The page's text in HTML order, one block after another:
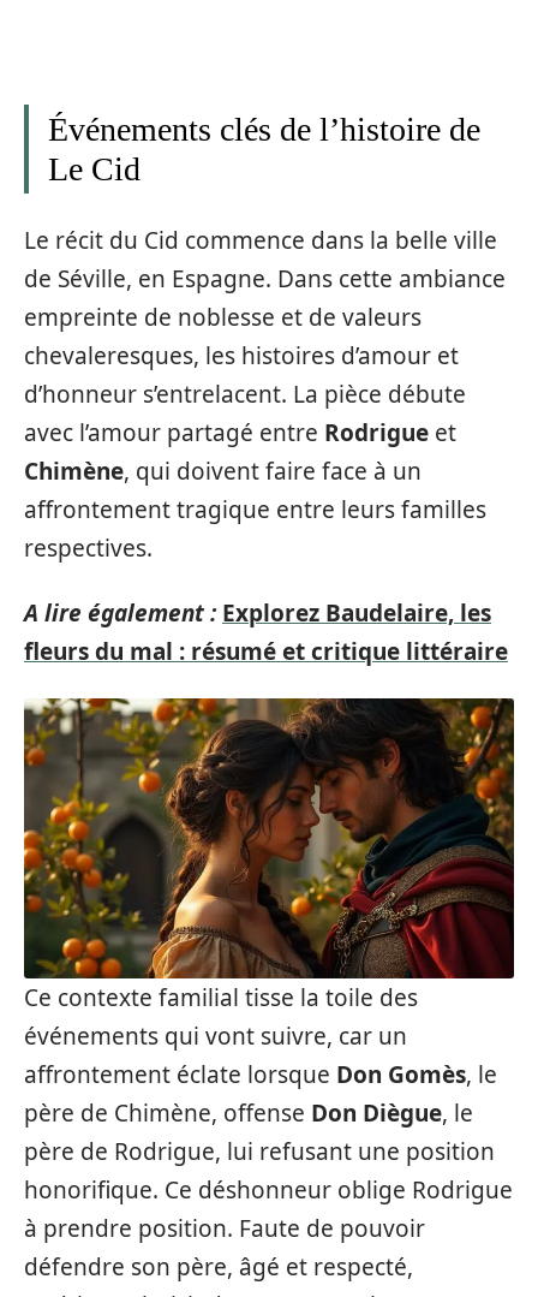
Événements clés de l’histoire de
Le Cid
Le récit du Cid commence dans la belle ville
de Séville, en Espagne. Dans cette ambiance
empreinte de noblesse et de valeurs
chevaleresques, les histoires d’amour et
d’honneur s’entrelacent. La pièce débute
avec l’amour partagé entre Rodrigue et
Chimène, qui doivent faire face à un
affrontement tragique entre leurs familles
respectives.
A lire également : Explorez Baudelaire, les
fleurs du mal : résumé et critique littéraire
Ce contexte familial tisse la toile des
événements qui vont suivre, car un
affrontement éclate lorsque Don Gomès, le
père de Chimène, offense Don Diègue, le
père de Rodrigue, lui refusant une position
honorifique. Ce déshonneur oblige Rodrigue
à prendre position. Faute de pouvoir
défendre son père, âgé et respecté,